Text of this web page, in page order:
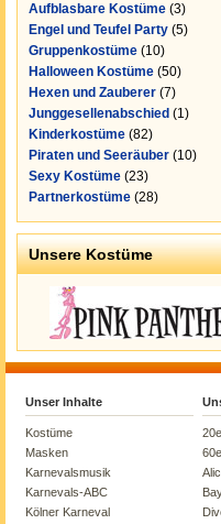
Aufblasbare Kostüme (3)
Engel und Teufel Party (5)
Gruppenkostüme (10)
Halloween Kostüme (50)
Hexen und Zauberer (7)
Junggesellenabschied (1)
Kinderkostüme (82)
Piraten und Seeräuber (10)
Sexy Kostüme (23)
Partnerkostüme (28)
Unsere Kostüme
Unser Inhalte
Kostüme
Masken
Karnevalsmusik
Karnevals-ABC
Kölner Karneval